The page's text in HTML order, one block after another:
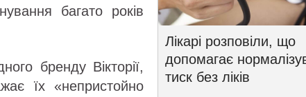
багато років
бренду Вікторії,
їх «непристойно
Лікарі розповіли, що
допомагає
тиск без ліків